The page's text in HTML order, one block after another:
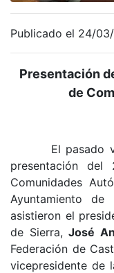
Publicado el 24/
Presentación
de
El pasado
presentación del
Comunidades
Ayuntamiento
asistieron el
de Sierra, José
Federación de
vicepresidente de